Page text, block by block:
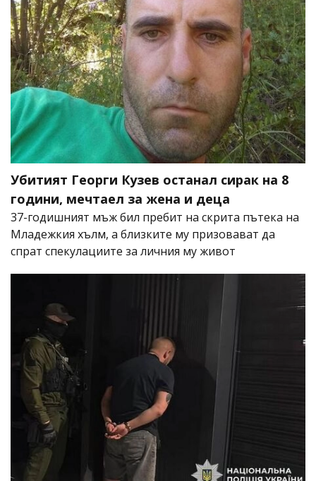
Убитият Георги Кузев останал сирак на 8
години, мечтаел за жена и деца
37-годишният мъж бил пребит на скрита пътека на
Младежкия хълм, а близките му призовават да
спрат спекулациите за личния му живот